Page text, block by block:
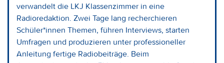
verwandelt die LKJ Klassenzimmer in eine
Radioredaktion. Zwei Tage lang recherchieren
Schüler*innen Themen, führen Interviews, starten
Umfragen und produzieren unter professioneller
Anleitung fertige Radiobeiträge. Beim